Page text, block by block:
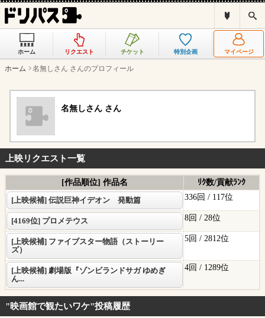
リ
ス
と
索
ホーム リクエスト チケット 特別企画 マイページ
ホーム 名無しさん さんのプロフィール
名無しさん さん
上映リクエスト一覧
[作品順位] 作品名
ﾘｸ数/貢献ﾗﾝｸ
[上映候補] 伝説巨神イデオン 発動篇
336回 / 117位
[4169位] プロメテウス 8回 / 28位
[上映候補] ファイブスター物語（ストーリー
ズ）
5回 / 2812位
[上映候補] 劇場版『ゾンビランドサガ ゆめぎ
ん...
4回 / 1289位
"映画館で観たいワケ"投稿履歴